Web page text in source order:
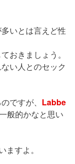
いとは言えど性
おきましょう。
い人とのセック
ですが、 Labbe
般的かなと思い
ますよ。